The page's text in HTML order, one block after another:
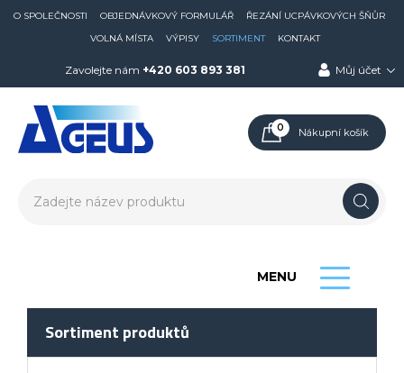
O SPOLEČNOSTI OBJEDNÁVKOVÝ FORMULÁŘ
ŘEZÁNÍ UCPÁVKOVÝCH ŠŇŮR
VOLNÁ MÍSTA
VÝPISY SORTIMENT KONTAKT
Zavolejte nám +420 603 893 381 Můj účet
0 Nákupní košík
MENU
Sortiment produktů